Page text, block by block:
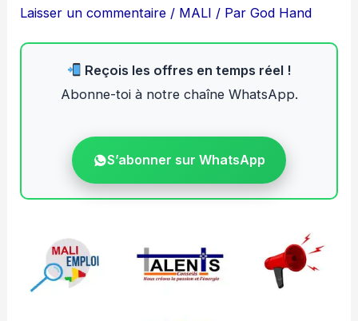
Laisser un commentaire / MALI / ParGod Hand
Reçois les offres en temps réel !
Abonne-toi à notre chaîne WhatsApp.
S’abonner sur WhatsApp